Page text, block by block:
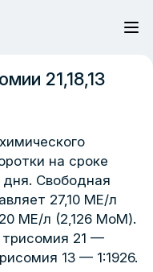
21,18,13
на сроке
Свободная
27,10 МЕ/л
МЕ/л (2,126 МоМ).
21 —
13 — 1:1926.